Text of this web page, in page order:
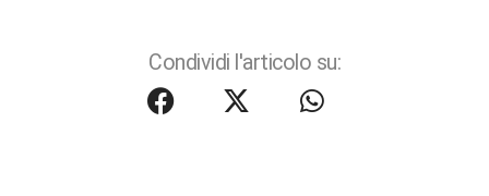
Condividi l'articolo su: